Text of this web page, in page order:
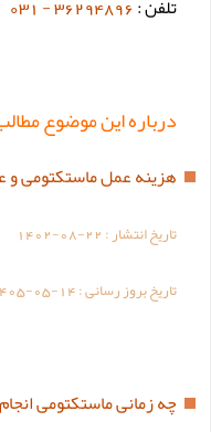
تلفن :36294896 - 031
درباره این موضوع
هزینه عمل ماستکتومی و
تاریخ انتشار :1402-08-22
تاریخ بروز رسانی :05-14
چه زمانی ماستکتومی